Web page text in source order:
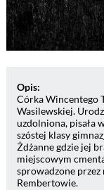
Opis:
Córka Wincentego
Wasilewskiej.
uzdolniona, pisała
szóstej klasy
Żdżanne gdzie jej
miejscowym
sprowadzone
Rembertowie.